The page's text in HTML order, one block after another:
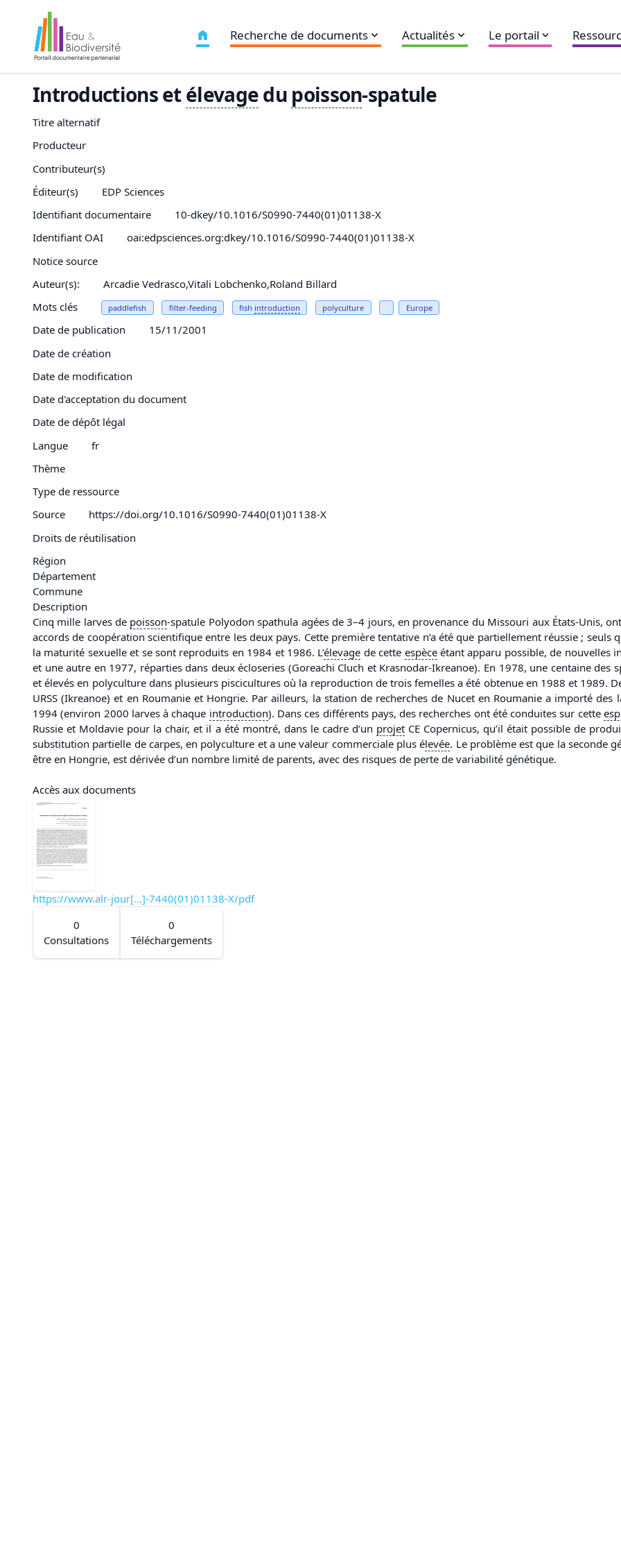
Recherche de documents Actualités Le portail
Introductions etélevagedu poisson-spatule
Titre alternatif
Producteur
Contributeur(s)
Éditeur(s)
EDP Sciences
Identifiant documentaire
10-dkey/10.1016/S0990-7440(01)01138-X
Identifiant OAI
oai:edpsciences.org:dkey/10.1016/S0990-7440(01)01138-X
Notice source
Auteur(s):
Arcadie Vedrasco,Vitali Lobchenko,Roland Billard
Mots clés
paddlefish filter-feeding fish introduction polyculture Europe
Date de publication
15/11/2001
Date de création
Date de modification
Date d'acceptation du document
Date de dépôt légal
Langue
fr
Thème
Type de ressource
Source
https://doi.org/10.1016/S0990-7440(01)01138-X
Droits de réutilisation
Région
Département
Commune
Description
Cinq mille larves de poisson-spatule Polyodon spathula agées de 3–4 jours, en provenance du Missouri aux États-Unis,
accords de coopération scientifique entre les deux pays. Cette première tentative n’a été que partiellement réussie ;
la maturité sexuelle et se sont reproduits en 1984 et 1986. L’élevage de cette espèceétant apparu possible, de nouvelles
et une autre en 1977, réparties dans deux écloseries (Goreachi Cluch et Krasnodar-Ikreanoe). En 1978, une centaine des
et élevés en polyculture dans plusieurs piscicultures où la reproduction de trois femelles a été obtenue en 1988 et 1989.
URSS (Ikreanoe) et en Roumanie et Hongrie. Par ailleurs, la station de recherches de Nucet en Roumanie a importé des
1994 (environ 2000 larves à chaque introduction). Dans ces différents pays, des recherches ont été conduites sur cette
Russie et Moldavie pour la chair, et il a été montré, dans le cadre d’un projetCE Copernicus, qu’il était possible de
substitution partielle de carpes, en polyculture et a une valeur commerciale plus élevée. Le problème est que la seconde
être en Hongrie, est dérivée d’un nombre limité de parents, avec des risques de perte de variabilité génétique.
Accès aux documents
https://www.alr-jour[...]-7440(01)01138-X/pdf
0
Consultations
0
Téléchargements